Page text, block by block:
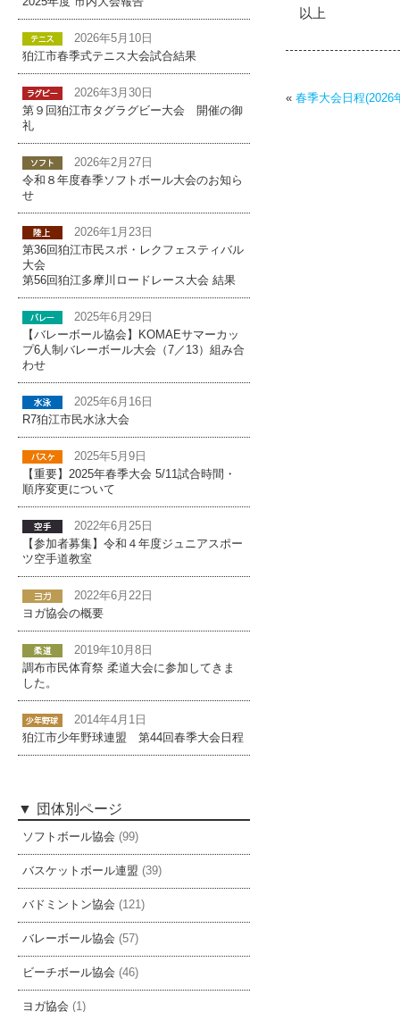
以上
« 春季大会日程(2026
2026年5月10日
狛江市春季式テニス大会試合結果
2026年3月30日
第９回狛江市タグラグビー大会 開催の御
礼
2026年2月27日
令和８年度春季ソフトボール大会のお知ら
せ
2026年1月23日
第36回狛江市民スポ・レクフェスティバル
大会
第56回狛江多摩川ロードレース大会 結果
2025年6月29日
【バレーボール協会】KOMAEサマーカッ
プ6人制バレーボール大会（7／13）組み合
わせ
2025年6月16日
R7狛江市民水泳大会
2025年5月9日
【重要】2025年春季大会 5/11試合時間・
順序変更について
2022年6月25日
【参加者募集】令和４年度ジュニアスポー
ツ空手道教室
2022年6月22日
ヨガ協会の概要
2019年10月8日
調布市民体育祭 柔道大会に参加してきま
した。
2014年4月1日
狛江市少年野球連盟 第44回春季大会日程
団体別ページ
ソフトボール協会 (99)
バスケットボール連盟 (39)
バドミントン協会 (121)
バレーボール協会 (57)
ビーチボール協会 (46)
ヨガ協会 (1)